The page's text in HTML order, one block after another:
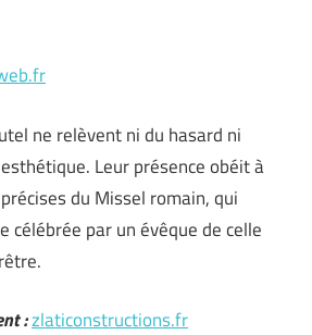
ne relèvent ni du hasard ni
Leur présence obéit à
du Missel romain, qui
célébrée par un évêque de celle
:zlaticonstructions.fr